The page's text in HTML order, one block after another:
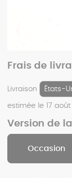
Frais de
Livraison
estimée le 17
Version de
Occasion